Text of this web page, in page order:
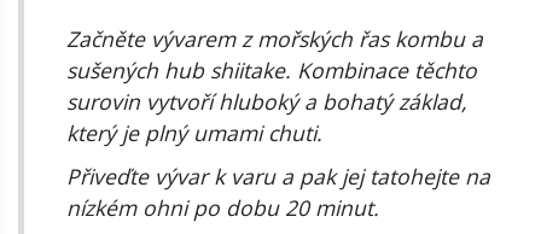
Začněte vývarem z mořských řas kombu a
sušených hub shiitake. Kombinace těchto
surovin vytvoří hluboký a bohatý základ,
který je plný umami chuti.
Přiveďte vývar k varu a pak jej tatohejte na
nízkém ohni po dobu 20 minut.